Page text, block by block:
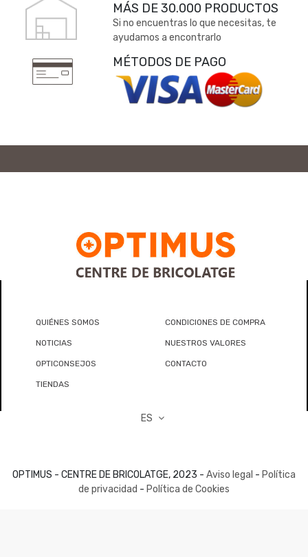
MÁS DE 30.000 PRODUCTOS
Si no encuentras lo que necesitas, te
ayudamos a encontrarlo
MÉTODOS DE PAGO
QUIÉNES SOMOS CONDICIONES DE COMPRA
NOTICIAS NUESTROS VALORES
OPTICONSEJOS CONTACTO
TIENDAS
ES
OPTIMUS - CENTRE DE BRICOLATGE, 2023 - Aviso legal - Política
de privacidad - Política de Cookies